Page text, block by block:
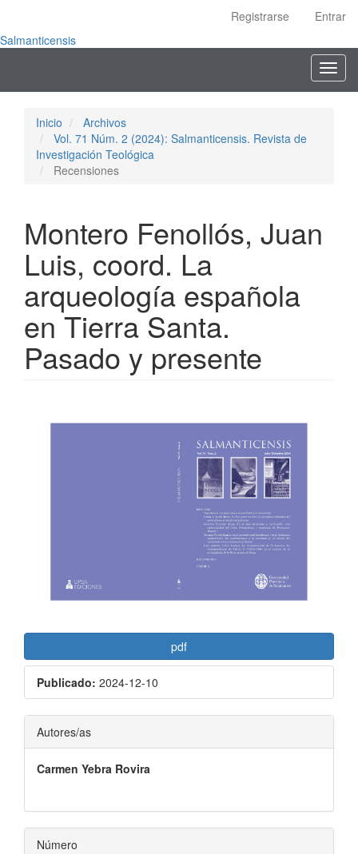
Contenido
Registrarse
Entrar
Salmanticensis
Inicio
Archivos
Vol. 71 Núm. 2 (2024): Salmanticensis. Revista de
Investigación Teológica
Recensiones
Montero Fenollós, Juan
Luis, coord. La
arqueología española
en Tierra Santa.
Pasado y presente
lateral
pdf
Publicado: 2024-12-10
Contenido
principal
del
artículo
Autores/as
Carmen Yebra Rovira
Número